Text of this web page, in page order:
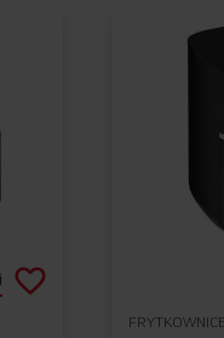
Dodaj